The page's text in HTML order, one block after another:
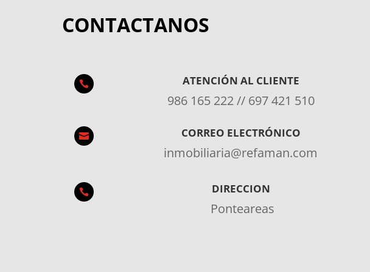
CONTACTANOS
 ATENCIÓN AL CLIENTE
986 165 222 // 697 421 510
 CORREO ELECTRÓNICO
inmobiliaria@refaman.com
 DIRECCION
Ponteareas